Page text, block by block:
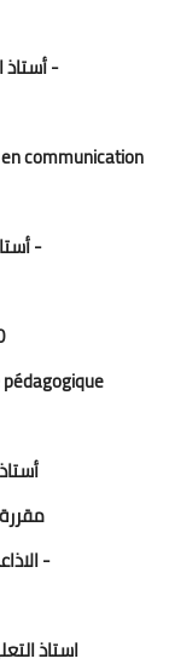
- أستاذ
communication
-
-
-
استاذ